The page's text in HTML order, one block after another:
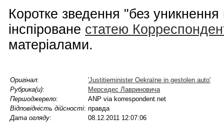
Коротке зведення "без уникнення
інспіроване статею
матеріалами.
Оригінал:
'Justitieminister Oekraïne in gestolen auto'
Рубрика(и):
Мерседес Лавриновича
Першоджерело:
ANP via korrespondent.net
Відповідність дійсності: правда
Дата огляду: 08.12.2011 12:07:06